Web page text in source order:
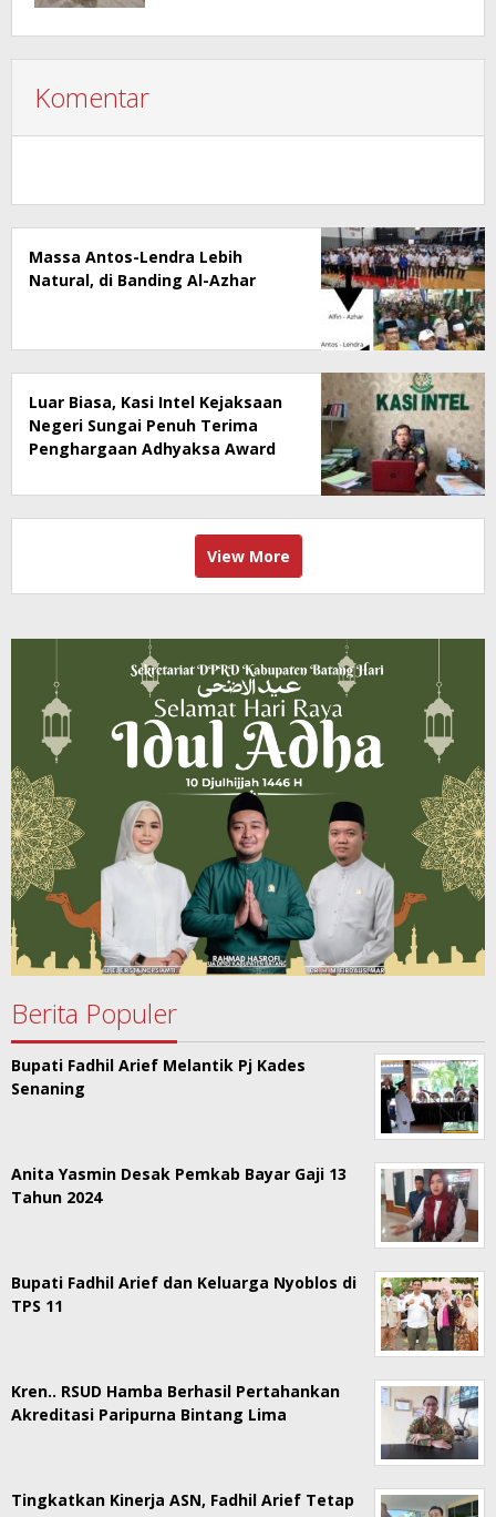
Komentar
Massa Antos-Lendra Lebih
Natural, di Banding Al-Azhar
Luar Biasa, Kasi Intel Kejaksaan
Negeri Sungai Penuh Terima
Penghargaan Adhyaksa Award
View More
Berita Populer
Bupati Fadhil Arief Melantik Pj Kades
Senaning
Anita Yasmin Desak Pemkab Bayar Gaji 13
Tahun 2024
Bupati Fadhil Arief dan Keluarga Nyoblos di
TPS 11
Kren.. RSUD Hamba Berhasil Pertahankan
Akreditasi Paripurna Bintang Lima
Tingkatkan Kinerja ASN, Fadhil Arief Tetap